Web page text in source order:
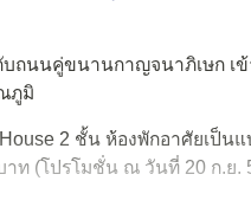
ถนนคู่ขนานกาญจนาภิเษก เข้
ภูมิ
2 ชั้น ห้องพักอาศัยเป็นแ
าท (โปรโมชั่น ณ วันที่ 20 ก.ย.